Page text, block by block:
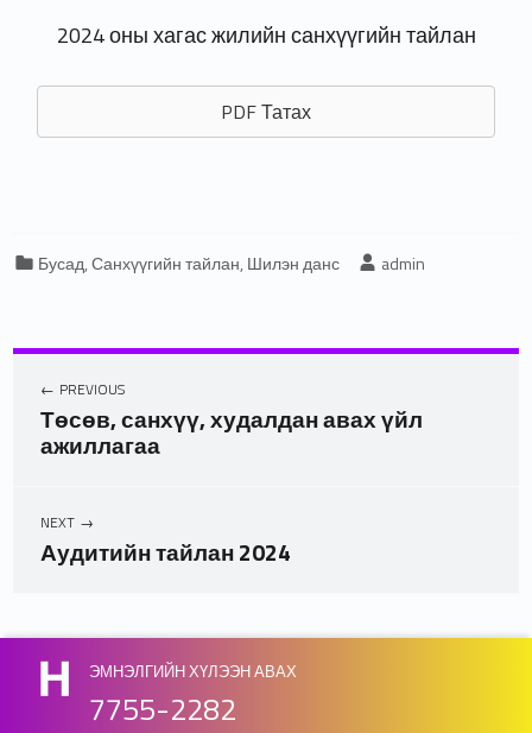
2024 оны хагас жилийн санхүүгийн тайлан
PDF Татах
Categorized in:
Бусад,Санхүүгийн тайлан, Шилэн данс Written by:
admin
PREVIOUS
Төсөв, санхүү, худалдан авах үйл
ажиллагаа
NEXT
Аудитийн тайлан 2024
ЭМНЭЛГИЙН ХҮЛЭЭН АВАХ
7755-2282